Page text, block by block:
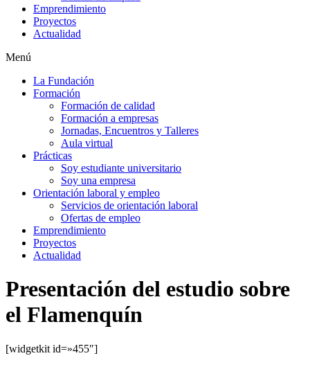
Emprendimiento
Proyectos
Actualidad
Menú
La Fundación
Formación
Formación de calidad
Formación a empresas
Jornadas, Encuentros y Talleres
Aula virtual
Prácticas
Soy estudiante universitario
Soy una empresa
Orientación laboral y empleo
Servicios de orientación laboral
Ofertas de empleo
Emprendimiento
Proyectos
Actualidad
Presentación del estudio sobre
el Flamenquín
[widgetkit id=»455″]